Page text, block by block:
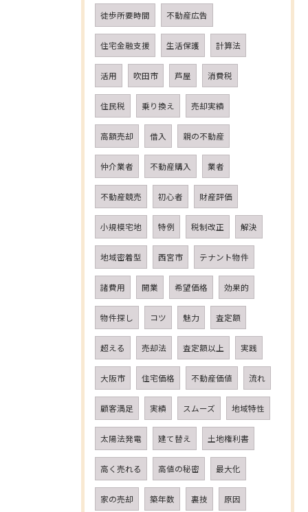
徒歩所要時間 不動産広告
住宅金融支援 生活保護 計算法
活用 吹田市 芦屋 消費税
住民税 乗り換え 売却実績
高額売却 借入 親の不動産
仲介業者 不動産購入 業者
不動産競売 初心者 財産評価
小規模宅地 特例 税制改正 解決
地域密着型 西宮市 テナント物件
諸費用 開業 希望価格 効果的
物件探し コツ 魅力 査定額
超える 売却法 査定額以上 実践
大阪市 住宅価格 不動産価値 流れ
顧客満足 実績 スムーズ 地域特性
太陽法発電 建て替え 土地権利書
高く売れる 高値の秘密 最大化
家の売却 築年数 裏技 原因